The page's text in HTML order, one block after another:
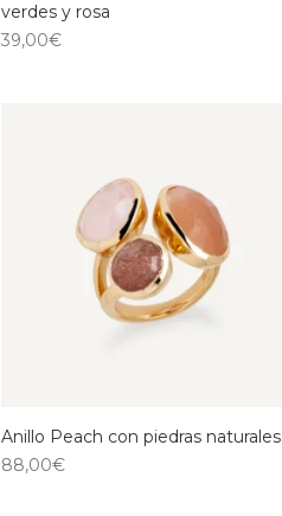
verdes y rosa
39,00€
Anillo Peach con piedras naturales
88,00€